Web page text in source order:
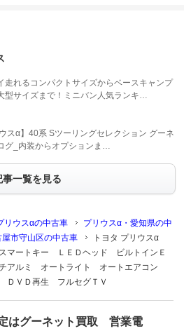
走れるコンパクトサイズからベースキャンプ
型サイズまで！ミニバン人気ランキ…
スα】40系 Sツーリングセレクション グーネ
グ_内装からオプションま…
事一覧を見る
リウスαの中古車
プリウスα・愛知県の中
市守山区の中古車
トヨタ プリウスα
ートキー ＬＥＤヘッド ビルトインＥ
アルミ オートライト オートエアコン
ＤＶＤ再生 フルセグＴＶ
はグーネット買取 営業電